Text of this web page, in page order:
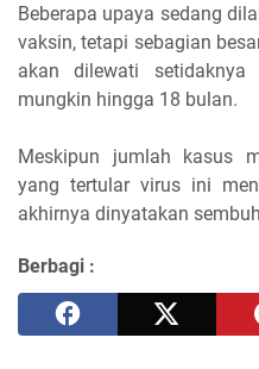
Beberapa upaya sedang
vaksin, tetapi sebagian
akan dilewati
mungkin hingga 18 bulan.
Meskipun jumlah kasus
yang tertular virus ini
akhirnya dinyatakan
Berbagi :